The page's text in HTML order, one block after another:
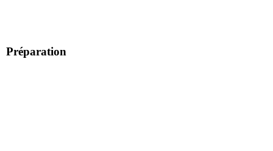
Préparation